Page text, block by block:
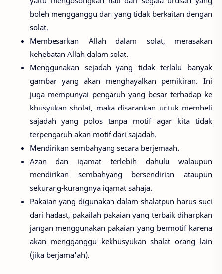
boleh mengganggu dan yang tidak berkaitan dengan
solat.
Membesarkan Allah dalam solat, merasakan
kehebatan Allah dalam solat.
Menggunakan sejadah yang tidak terlalu banyak
gambar yang akan menghayalkan pemikiran. Ini
juga mempunyai pengaruh yang besar terhadap ke
khusyukan sholat, maka disarankan untuk membeli
sajadah yang polos tanpa motif agar kita tidak
terpengaruh akan motif dari sajadah.
Mendirikan sembahyang secara berjemaah.
Azan dan iqamat terlebih dahulu walaupun
mendirikan sembahyang bersendirian ataupun
sekurang-kurangnya iqamat sahaja.
Pakaian yang digunakan dalam shalatpun harus suci
dari hadast, pakailah pakaian yang terbaik diharpkan
jangan menggunakan pakaian yang bermotif karena
akan mengganggu kekhusyukan shalat orang lain
(jika berjama'ah).